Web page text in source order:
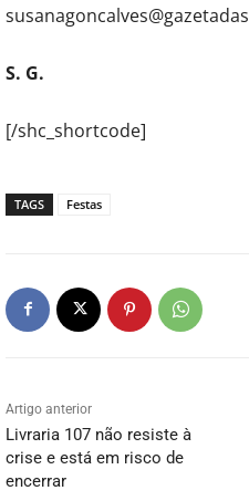
S. G.
[/shc_shortcode]
TAGS Festas
Artigo anterior
Livraria 107 não resiste à
crise e está em risco de
encerrar